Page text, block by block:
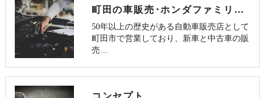
町田の車販売･ホンダファミリー東京の口コミ情報
50年以上の歴史がある自動車販売店として
町田市で営業しており、新車と中古車の販
売…
コンセプト